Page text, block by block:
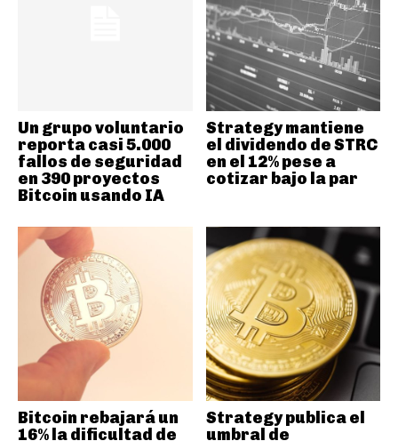
Un grupo voluntario
reporta casi 5.000
fallos de seguridad
en 390 proyectos
Bitcoin usando IA
Strategy mantiene
el dividendo de STRC
en el 12% pese a
cotizar bajo la par
Bitcoin rebajará un
16% la dificultad de
Strategy publica el
umbral de